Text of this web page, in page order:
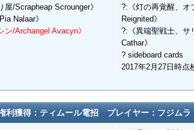
/Scrapheap Scrounger》
Nalaar》
ン/Archangel Avacyn》
?:《灯の再覚醒、オ
Reignited》
?:《異端聖戦士、サ
Cathar》
? sideboard cards
2017年2月27日時点
利獲得：ティムール電招 プレイヤー：フジムラ